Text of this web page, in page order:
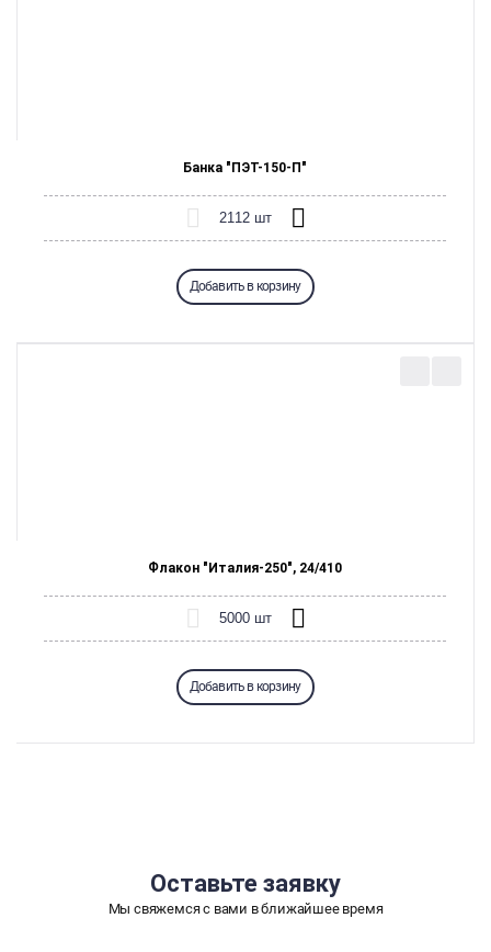
Банка "ПЭТ-150-П"
Добавить в корзину
Флакон "Италия-250", 24/410
Добавить в корзину
Оставьте заявку
Мы свяжемся с вами в ближайшее время